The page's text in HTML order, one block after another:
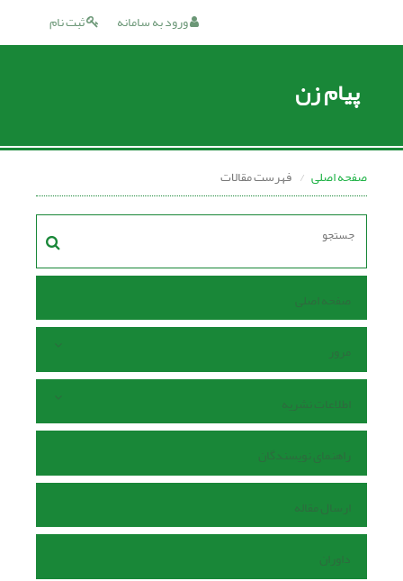
ثبت نام ورود به سامانه
پیام زن
صفحه اصلی فهرست مقالات
صفحه اصلی
مرور
اطلاعات نشریه
راهنمای نویسندگان
ارسال مقاله
داوران